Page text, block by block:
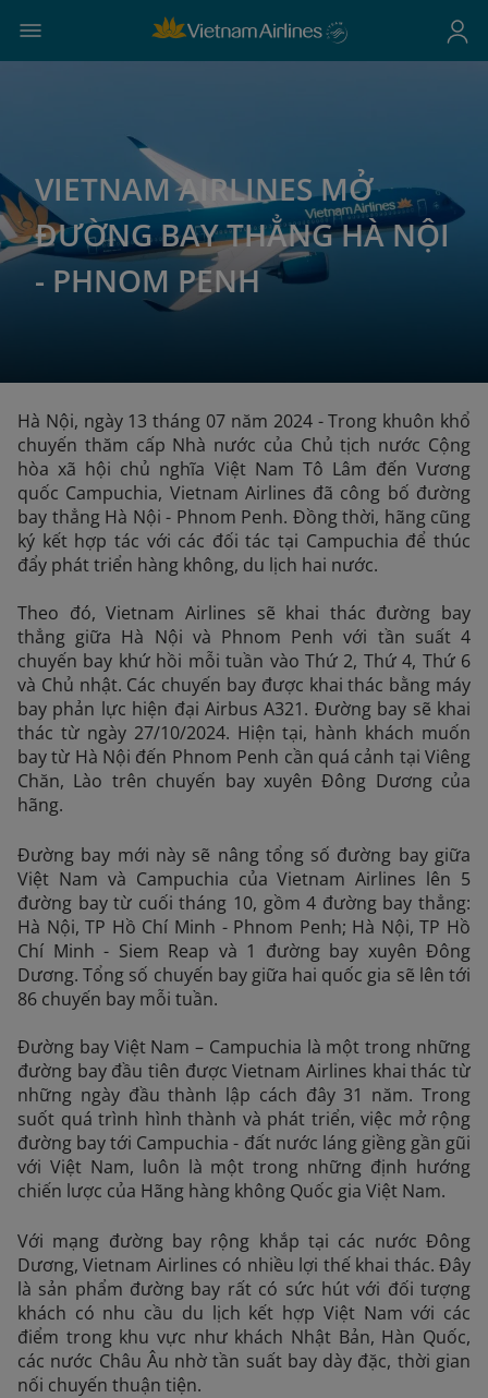
VIETNAM AIRLINES MỞ
ĐƯỜNG BAY THẲNG HÀ NỘI
- PHNOM PENH
Hà Nội, ngày 13 tháng 07 năm 2024 - Trong khuôn khổ
chuyến thăm cấp Nhà nước của Chủ tịch nước Cộng
hòa xã hội chủ nghĩa Việt Nam Tô Lâm đến Vương
quốc Campuchia, Vietnam Airlines đã công bố đường
bay thẳng Hà Nội - Phnom Penh. Đồng thời, hãng cũng
ký kết hợp tác với các đối tác tại Campuchia để thúc
đẩy phát triển hàng không, du lịch hai nước.
Theo đó, Vietnam Airlines sẽ khai thác đường bay
thẳng giữa Hà Nội và Phnom Penh với tần suất 4
chuyến bay khứ hồi mỗi tuần vào Thứ 2, Thứ 4, Thứ 6
và Chủ nhật. Các chuyến bay được khai thác bằng máy
bay phản lực hiện đại Airbus A321. Đường bay sẽ khai
thác từ ngày 27/10/2024. Hiện tại, hành khách muốn
bay từ Hà Nội đến Phnom Penh cần quá cảnh tại Viêng
Chăn, Lào trên chuyến bay xuyên Đông Dương của
hãng.
Đường bay mới này sẽ nâng tổng số đường bay giữa
Việt Nam và Campuchia của Vietnam Airlines lên 5
đường bay từ cuối tháng 10, gồm 4 đường bay thẳng:
Hà Nội, TP Hồ Chí Minh - Phnom Penh; Hà Nội, TP Hồ
Chí Minh - Siem Reap và 1 đường bay xuyên Đông
Dương. Tổng số chuyến bay giữa hai quốc gia sẽ lên tới
86 chuyến bay mỗi tuần.
Đường bay Việt Nam – Campuchia là một trong những
đường bay đầu tiên được Vietnam Airlines khai thác từ
những ngày đầu thành lập cách đây 31 năm. Trong
suốt quá trình hình thành và phát triển, việc mở rộng
đường bay tới Campuchia - đất nước láng giềng gần gũi
với Việt Nam, luôn là một trong những định hướng
chiến lược của Hãng hàng không Quốc gia Việt Nam.
Với mạng đường bay rộng khắp tại các nước Đông
Dương, Vietnam Airlines có nhiều lợi thế khai thác. Đây
là sản phẩm đường bay rất có sức hút với đối tượng
khách có nhu cầu du lịch kết hợp Việt Nam với các
điểm trong khu vực như khách Nhật Bản, Hàn Quốc,
các nước Châu Âu nhờ tần suất bay dày đặc, thời gian
nối chuyến thuận tiện.